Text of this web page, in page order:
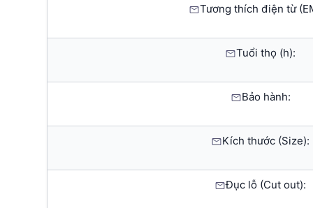
Tương thích điện từ
Tuổi thọ (h):
Bảo hành:
Kích thước (Size):
Đục lỗ (Cut out):